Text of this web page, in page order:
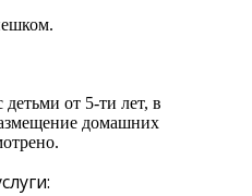
от 5-ти лет, в
домашних